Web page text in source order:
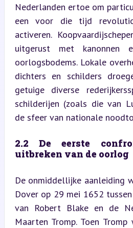
Nederlanden ertoe om
een voor die tijd
activeren.
uitgerust met kanonnen
oorlogsbodems. Lokale
dichters en schilders
getuige diverse
schilderijen (zoals die van
de sfeer van nationale
2.2 De eerste
uitbreken van de oorlog
De onmiddellijke aanleiding
Dover op 29 mei 1652
van Robert Blake en de
Maarten Tromp. Toen